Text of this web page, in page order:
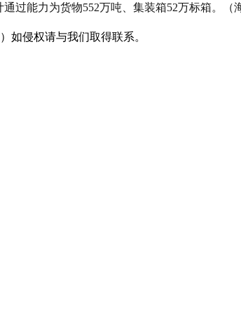
过能力为货物552万吨、集装箱52万标箱。（
如侵权请与我们取得联系。